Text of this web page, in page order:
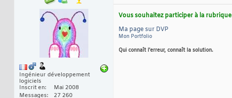
Ingénieur développement
logiciels
Inscrit en
Mai 2008
Messages
27 260
Vous souhaitez participer à la rubrique
Ma page sur DVP
Mon Portfolio
Qui connaît l'erreur, connaît la solution.